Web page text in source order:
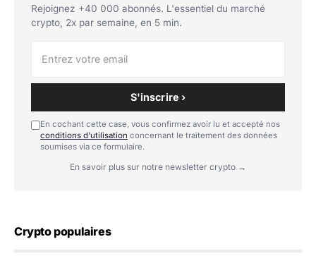
Rejoignez +40 000 abonnés. L'essentiel du marché
crypto, 2x par semaine, en 5 min.
S'inscrire ›
En cochant cette case, vous confirmez avoir lu et accepté nos
conditions d'utilisation concernant le traitement des données
soumises via ce formulaire.
En savoir plus sur notre newsletter crypto →
Crypto populaires